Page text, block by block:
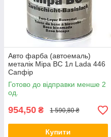
Авто фарба (автоемаль)
металік Mipa BC 1л Lada 446
Сапфір
Готово до відправки менше 2
од.
954,50 ₴ 1 590,80 ₴
Купити